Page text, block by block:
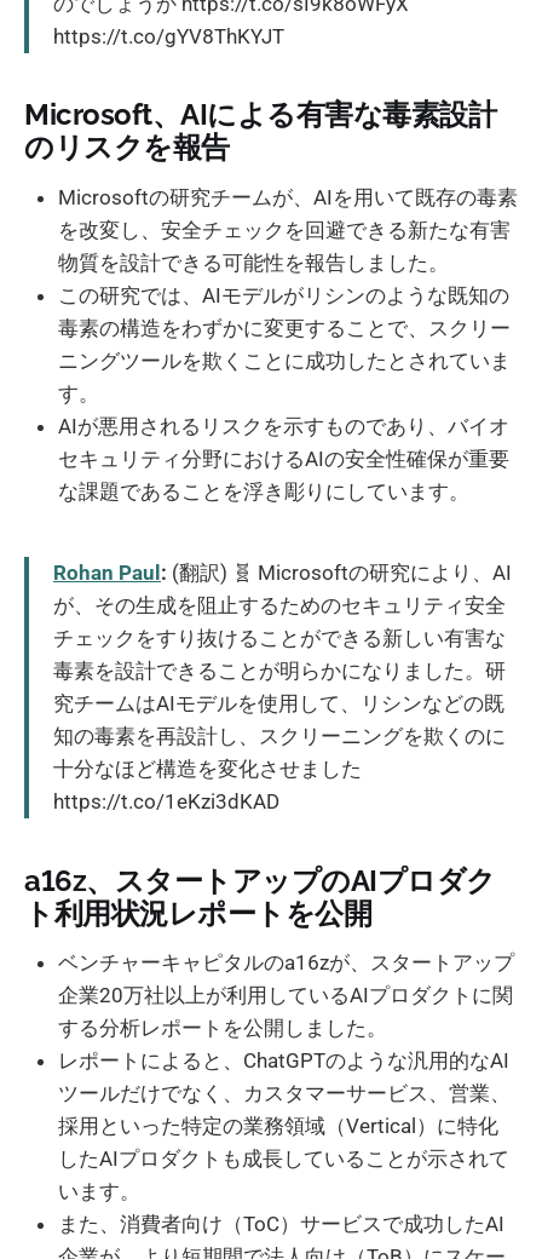
https://t.co/gYV8ThKYJT
Microsoft、AIによる有害な毒素設計
のリスクを報告
Microsoftの研究チームが、AIを用いて既存の毒素
を改変し、安全チェックを回避できる新たな有害
物質を設計できる可能性を報告しました。
この研究では、AIモデルがリシンのような既知の
毒素の構造をわずかに変更することで、スクリー
ニングツールを欺くことに成功したとされていま
す。
AIが悪用されるリスクを示すものであり、バイオ
セキュリティ分野におけるAIの安全性確保が重要
な課題であることを浮き彫りにしています。
Rohan Paul : (翻訳) 🧬 Microsoftの研究により、AI
が、その生成を阻止するためのセキュリティ安全
チェックをすり抜けることができる新しい有害な
毒素を設計できることが明らかになりました。研
究チームはAIモデルを使用して、リシンなどの既
知の毒素を再設計し、スクリーニングを欺くのに
十分なほど構造を変化させました
https://t.co/1eKzi3dKAD
a16z、スタートアップのAIプロダク
ト利用状況レポートを公開
ベンチャーキャピタルのa16zが、スタートアップ
企業20万社以上が利用しているAIプロダクトに関
する分析レポートを公開しました。
レポートによると、ChatGPTのような汎用的なAI
ツールだけでなく、カスタマーサービス、営業、
採用といった特定の業務領域（Vertical）に特化
したAIプロダクトも成長していることが示されて
います。
また、消費者向け（ToC）サービスで成功したAI